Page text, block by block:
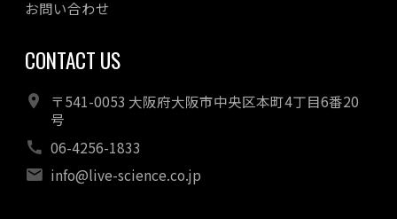
お問い合わせ
CONTACT US
〒541-0053 大阪府大阪市中央区本町4丁目6番20
号
06-4256-1833
info@live-science.co.jp